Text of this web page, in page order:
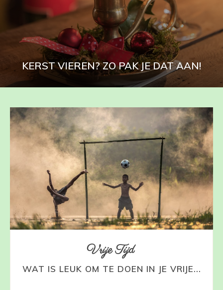
KERST VIEREN? ZO PAK JE DAT AAN!
Vrije Tijd
WAT IS LEUK OM TE DOEN IN JE VRIJE...